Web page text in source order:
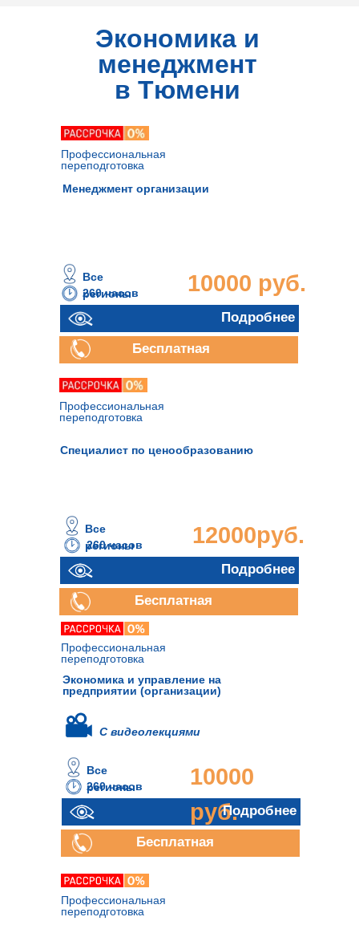
Экономика и
менеджмент
в Тюмени
Менеджмент организации
260 часов
Экономика и управление на
предприятии (организации)
10000 руб.
Подробнее
Бесплатная
Все
регионы
Профессиональная
переподготовка
260 часов
10000
руб.
Все
регионы
Профессиональная
переподготовка
Подробнее
Бесплатная
Профессиональная
переподготовка
Специалист по ценообразованию
260 часов 12000руб.
Все
регионы
Профессиональная
переподготовка
Подробнее
Бесплатная
консультация
С видеолекциями